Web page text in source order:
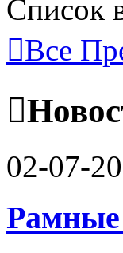
Список
Все
02-07-